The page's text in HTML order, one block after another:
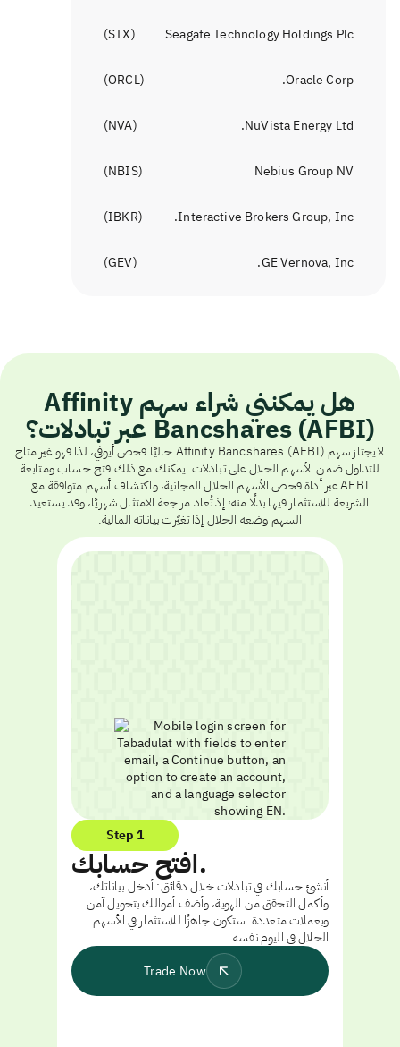
Seagate Technology Holdings Plc
(
STX
)
Oracle Corp.
(
ORCL
)
NuVista Energy Ltd.
(
NVA
)
Nebius Group NV
(
NBIS
)
Interactive Brokers Group, Inc.
(
IBKR
)
GE Vernova, Inc.
(
GEV
)
هل يمكنني شراء سهم Affinity
Bancshares (AFBI) عبر تبادلات؟
لا يجتاز سهم Affinity Bancshares (AFBI) حاليًا فحص أيوفي، لذا فهو غير متاح
للتداول ضمن الأسهم الحلال على تبادلات. يمكنك مع ذلك فتح حساب ومتابعة
AFBI عبر أداة فحص الأسهم الحلال المجانية، واكتشاف أسهم متوافقة مع
الشريعة للاستثمار فيها بدلًا منه؛ إذ تُعاد مراجعة الامتثال شهريًا، وقد يستعيد
السهم وضعه الحلال إذا تغيّرت بياناته المالية.
Step 1
افتح حسابك.
أنشئ حسابك في تبادلات خلال دقائق: أدخل بياناتك،
وأكمل التحقق من الهوية، وأضف أموالك بتحويل آمن
وبعملات متعددة. ستكون جاهزًا للاستثمار في الأسهم
الحلال في اليوم نفسه.
Trade Now